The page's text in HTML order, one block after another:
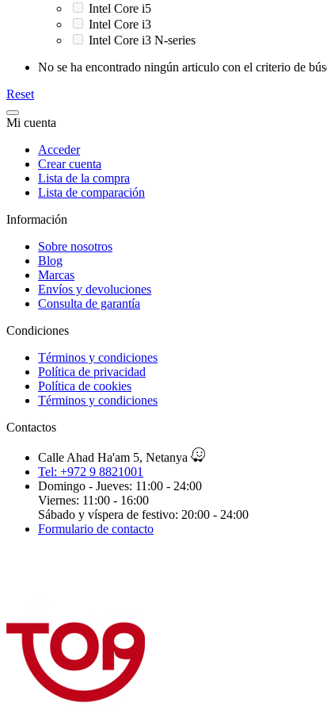
Intel Core i5
Intel Core i3
Intel Core i3 N-series
No se ha encontrado ningún articulo con el criterio de
Reset
Mi cuenta
Acceder
Crear cuenta
Lista de la compra
Lista de comparación
Información
Sobre nosotros
Blog
Marcas
Envíos y devoluciones
Consulta de garantía
Condiciones
Términos y condiciones
Política de privacidad
Política de cookies
Términos y condiciones
Contactos
Calle Ahad Ha'am 5, Netanya
Tel: +972 9 8821001
Domingo - Jueves: 11:00 - 24:00
Viernes: 11:00 - 16:00
Sábado y víspera de festivo: 20:00 - 24:00
Formulario de contacto